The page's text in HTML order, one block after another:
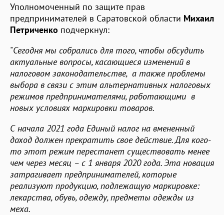
Уполномоченный по защите прав
предпринимателей в Саратовской области Михаил
Петриченко подчеркнул:
"Сегодня мы собрались для того, чтобы обсудить
актуальные вопросы, касающиеся изменений в
налоговом законодательстве, а также проблемы
выбора в связи с этим альтернативных налоговых
режимов предпринимателями, работающими в
новых условиях маркировки товаров.
С начала 2021 года Единый налог на вмененный
доход должен прекратить свое действие. Для кого-
то этот режим перестанет существовать менее
чем через месяц – с 1 января 2020 года. Эта новация
затрагивает предпринимателей, которые
реализуют продукцию, подлежащую маркировке:
лекарства, обувь, одежду, предметы одежды из
меха.